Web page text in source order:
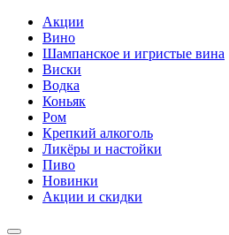
Акции
Вино
Шампанское и игристые вина
Виски
Водка
Коньяк
Ром
Крепкий алкоголь
Ликёры и настойки
Пиво
Новинки
Акции и скидки